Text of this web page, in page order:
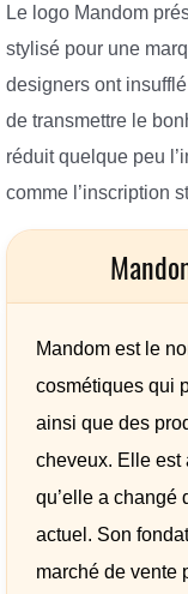
Le logo Mandom
stylisé pour une
designers ont
de transmettre le
réduit quelque peu
comme l’inscription
Mandom est le
cosmétiques qui
ainsi que des
cheveux. Elle est
qu’elle a changé
actuel. Son
marché de vente